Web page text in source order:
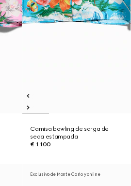
Camisa bowling de sarga de
seda estampada
€ 1.100
Exclusivo de Monte Carlo y online